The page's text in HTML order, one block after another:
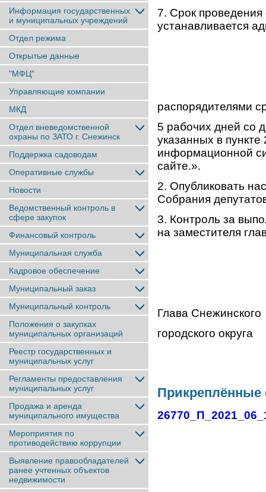
Информация государственных
и муниципальных учреждений
Отдел режима
Открытые данные
"МФЦ"
Управляющие компании
МКД
Отдел вневедомственной
охраны по ЗАТО г. Снежинск
Поддержка садоводам
Оперативные службы
Новости
Ведомственный контроль в
сфере закупок
Финансовый контроль
Муниципальная служба
Кадровое обеспечение
Муниципальный заказ
Муниципальный контроль
Положения о закупках
муниципальных организаций
Реестр государственных и
муниципальных услуг
Регламенты предоставления
муниципальных услуг
Продажа и аренда
муниципального имущества
Мероприятия по
противодействию коррупции
Выявление правообладателей
ранее учтенныx объектов
недвижимости
7. Срок
устанавливается
распорядителями
5 рабочих дней со
указанных в
информационной
сайте.».
2. Опубликовать
Собрания
3. Контроль за
на заместителя
Глава Снежинского